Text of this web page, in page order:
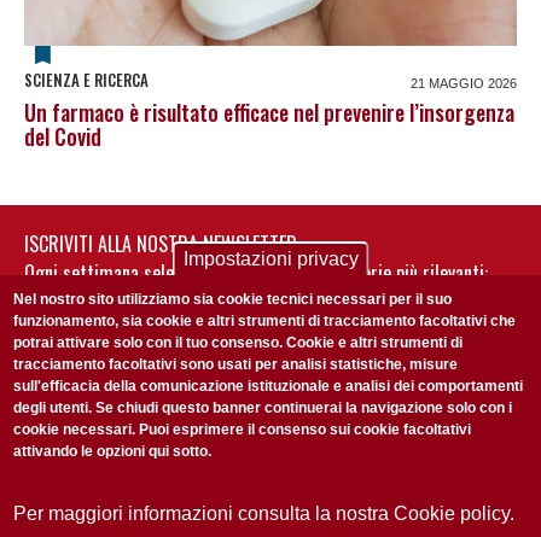
SCIENZA E RICERCA 21 MAGGIO 2026
Un farmaco è risultato efficace nel prevenire l’insorgenza
del Covid
ISCRIVITI ALLA NOSTRA NEWSLETTER
Ogni settimana selezioniamo per te nostre storie più rilevanti:
non perderti gli aggiornamenti della nostra newsletter
Accetto laPrivacy Policy
Impostazioni privacy
Nel nostro sito utilizziamo sia cookie tecnici necessari per il suo
funzionamento, sia cookie e altri strumenti di tracciamento facoltativi che
potrai attivare solo con il tuo consenso. Cookie e altri strumenti di
tracciamento facoltativi sono usati per analisi statistiche, misure
sull'efficacia della comunicazione istituzionale e analisi dei comportamenti
degli utenti. Se chiudi questo banner continuerai la navigazione solo con i
cookie necessari. Puoi esprimere il consenso sui cookie facoltativi
attivando le opzioni qui sotto.
Per maggiori informazioni consulta la nostra Cookie policy.